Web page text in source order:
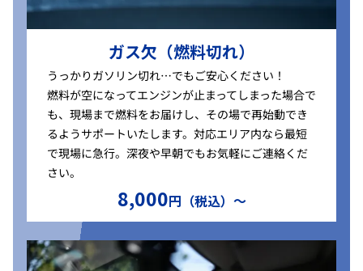
ガス欠（燃料切れ）
うっかりガソリン切れ…でもご安心ください！
燃料が空になってエンジンが止まってしまった場合で
も、現場まで燃料をお届けし、その場で再始動でき
るようサポートいたします。対応エリア内なら最短
で現場に急行。深夜や早朝でもお気軽にご連絡くだ
さい。
8,000円（税込）〜